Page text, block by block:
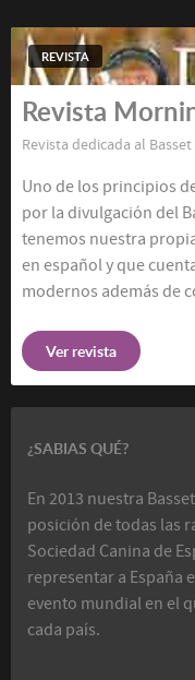
REVISTA
Revista
Revista dedicada al
Uno de los principios
por la divulgación del
tenemos nuestra
en español y que
modernos además de
Ver revista
¿SABIAS QUÉ?
En 2013 nuestra
posición de todas las
Sociedad Canina de
representar a España
evento mundial en el
cada país.